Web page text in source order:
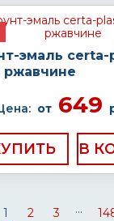
эмаль certa-
ржавчине
от649
1 2 3 ...